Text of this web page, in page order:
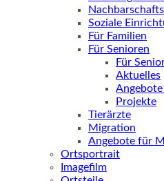
Soziale
Für Familien
Für Senioren
Für
Aktuelles
Projekte
Tierärzte
Migration
Angebote für
Ortsportrait
Imagefilm